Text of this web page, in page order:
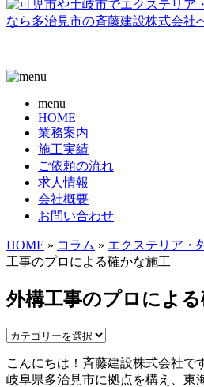
menu
HOME
業務案内
施工実績
ご依頼の流れ
求人情報
会社概要
お問い合わせ
HOME » コラム » エクステリア・
工事のプロによる確かな施工
外構工事のプロによ
こんにちは！斉藤建設株式会社で
岐阜県多治見市に拠点を構え、東